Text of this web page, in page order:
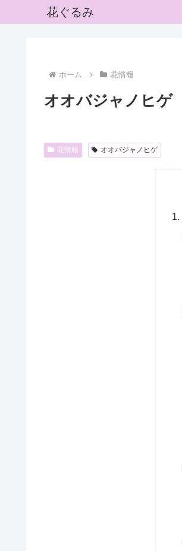
花ぐるみ
ホーム 花情報
オオバジャノヒゲ
花情報 オオバジャノヒゲ